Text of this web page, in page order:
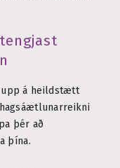
upp á heildstætt
þér að
þína.